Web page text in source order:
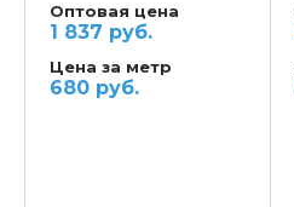
Оптовая цена
1 837 руб.
Цена за метр
680 руб.